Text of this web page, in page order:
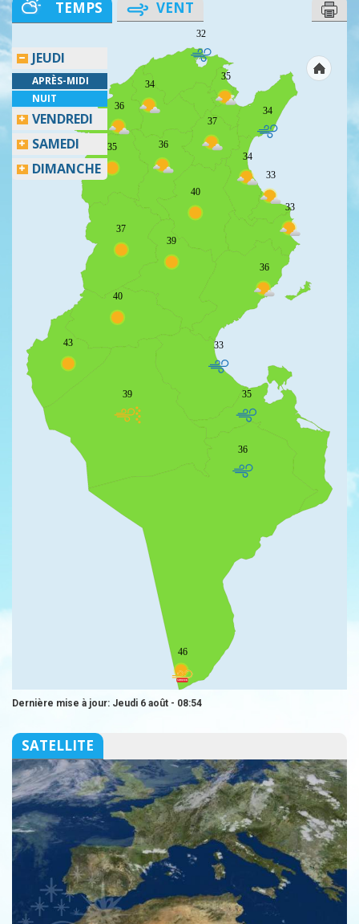
TEMPS VENT
35
32
34
37
34
36
36
35
40
34
33
33
37
39
36
33
40
43
39 35
36
46
JEUDI
APRÈS-MIDI
NUIT
VENDREDI
SAMEDI
DIMANCHE
Dernière mise à jour: Jeudi 6 août - 08:54
SATELLITE